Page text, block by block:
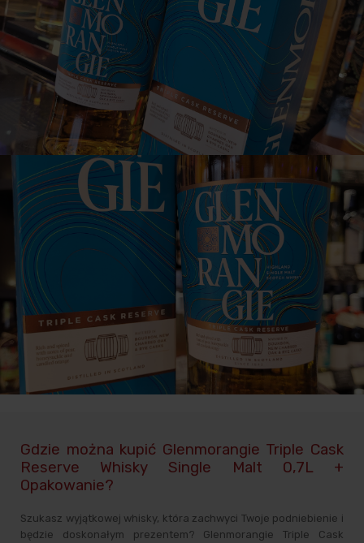
Gdzie można kupić Glenmorangie Triple Cask
Reserve Whisky Single Malt 0,7L +
Opakowanie?
Szukasz wyjątkowej whisky, która zachwyci Twoje podniebienie i
będzie doskonałym prezentem? Glenmorangie Triple Cask